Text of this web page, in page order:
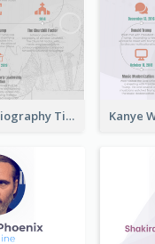
Boris Johnson Biography Timeline